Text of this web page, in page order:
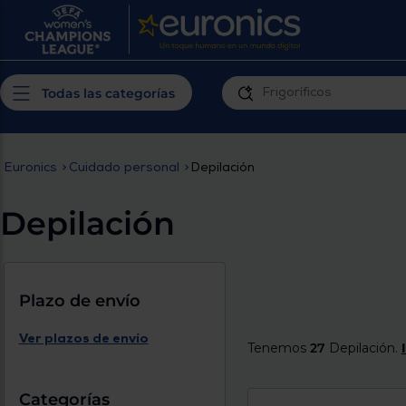
Personaliza tu
ti y con mejor plazo de entrega
Todas las categorías
Euronics > Cuidado personal > Depilación
Depilación
Plazo de envío
Ver plazos de envío
Categorías
Tenemos 27 Depilación.